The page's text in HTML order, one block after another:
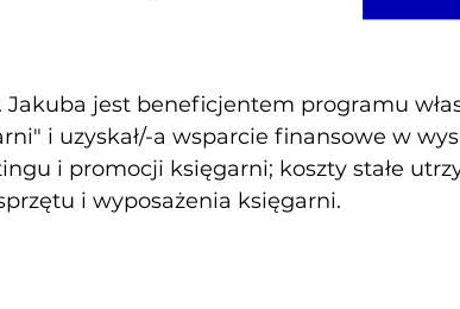
Jakuba jest beneficjentem programu
i uzyskał/-a wsparcie finansowe w
i promocji księgarni; koszty stałe
i wyposażenia księgarni.